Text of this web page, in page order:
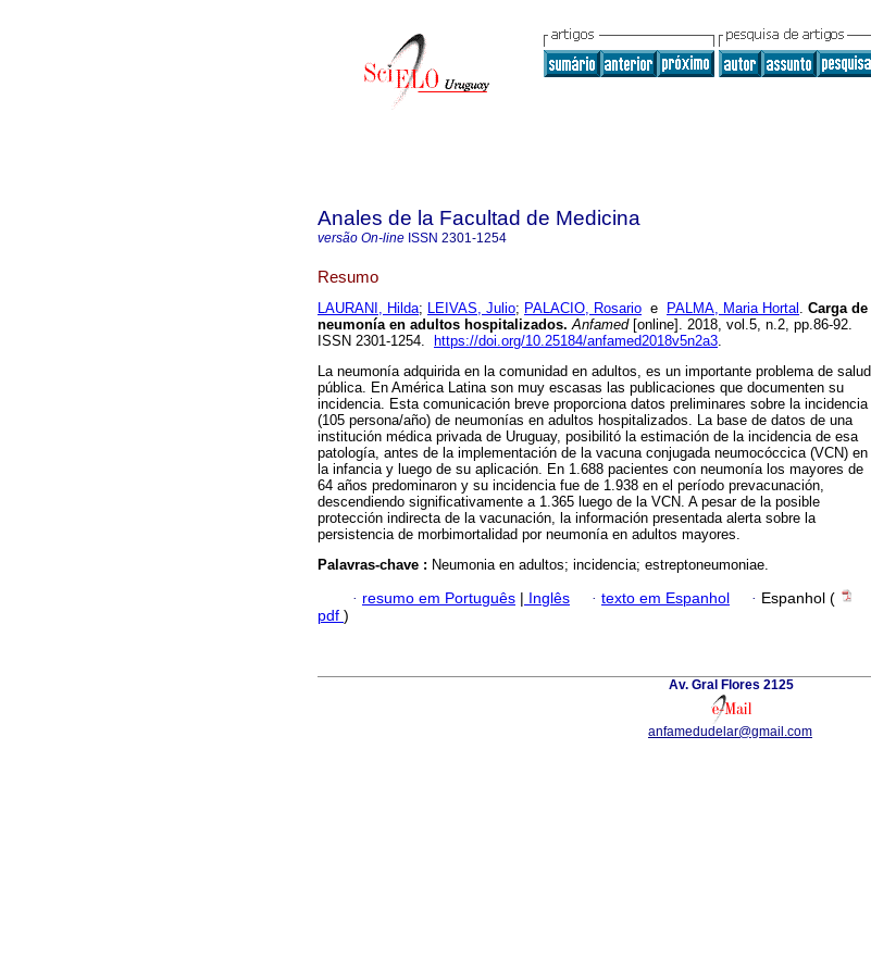
Anales de la Facultad de Medicina
versão On-line ISSN 2301-1254
Resumo
LAURANI, Hilda; LEIVAS, Julio; PALACIO, Rosario e PALMA, Maria Hortal . Carga de
neumonía en adultos hospitalizados. Anfamed[online]. 2018, vol.5, n.2, pp.86-92.
ISSN 2301-1254.
https://doi.org/10.25184/anfamed2018v5n2a3.
La neumonía adquirida en la comunidad en adultos, es un importante problema de salud
pública. En América Latina son muy escasas las publicaciones que documenten su
incidencia. Esta comunicación breve proporciona datos preliminares sobre la incidencia
(105 persona/año) de neumonías en adultos hospitalizados. La base de datos de una
institución médica privada de Uruguay, posibilitó la estimación de la incidencia de esa
patología, antes de la implementación de la vacuna conjugada neumocóccica (VCN) en
la infancia y luego de su aplicación. En 1.688 pacientes con neumonía los mayores de
64 años predominaron y su incidencia fue de 1.938 en el período prevacunación,
descendiendo significativamente a 1.365 luego de la VCN. A pesar de la posible
protección indirecta de la vacunación, la información presentada alerta sobre la
persistencia de morbimortalidad por neumonía en adultos mayores.
Palavras-chave : Neumonia en adultos; incidencia; estreptoneumoniae.
· resumo em Português | Inglês · texto em Espanhol · Espanhol (
pdf )
Av. Gral Flores 2125
anfamedudelar@gmail.com